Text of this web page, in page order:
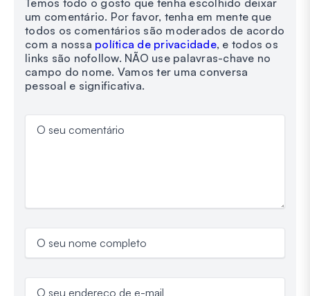
um comentário. Por favor, tenha em mente que
todos os comentários são moderados de acordo
com a nossa política de privacidade, e todos os
links são nofollow. NÃO use palavras-chave no
campo do nome. Vamos ter uma conversa
pessoal e significativa.
O seu comentário
O seu nome completo
O seu endereço de e-mail